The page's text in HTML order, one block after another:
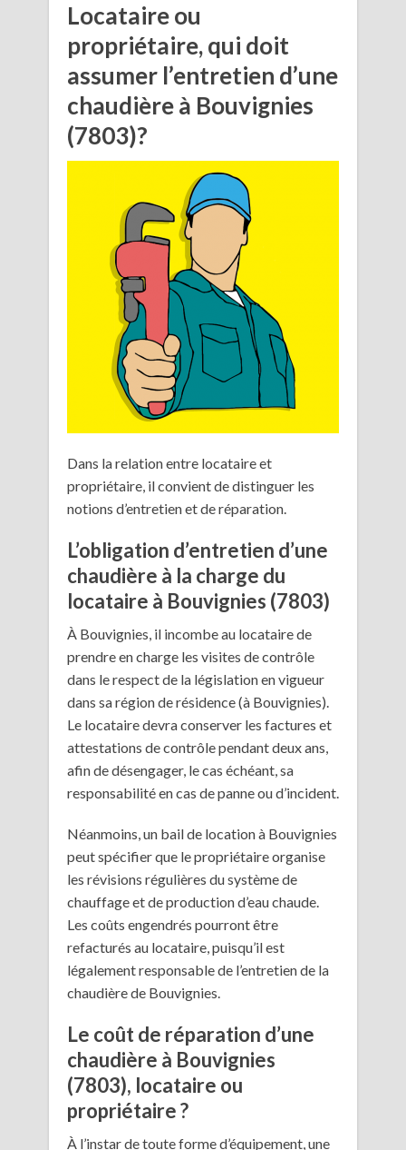
Locataire ou
propriétaire, qui doit
assumer l’entretien d’une
chaudière à Bouvignies
(7803)?
Dans la relation entre locataire et
propriétaire, il convient de distinguer les
notions d’entretien et de réparation.
L’obligation d’entretien d’une
chaudière à la charge du
locataire à Bouvignies (7803)
À Bouvignies, il incombe au locataire de
prendre en charge les visites de contrôle
dans le respect de la législation en vigueur
dans sa région de résidence (à Bouvignies).
Le locataire devra conserver les factures et
attestations de contrôle pendant deux ans,
afin de désengager, le cas échéant, sa
responsabilité en cas de panne ou d’incident.
Néanmoins, un bail de location à Bouvignies
peut spécifier que le propriétaire organise
les révisions régulières du système de
chauffage et de production d’eau chaude.
Les coûts engendrés pourront être
refacturés au locataire, puisqu’il est
légalement responsable de l’entretien de la
chaudière de Bouvignies.
Le coût de réparation d’une
chaudière à Bouvignies
(7803), locataire ou
propriétaire ?
À l’instar de toute forme d’équipement, une